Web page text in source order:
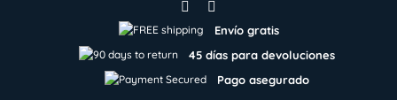
Envío gratis
45 días para devoluciones
Pago asegurado